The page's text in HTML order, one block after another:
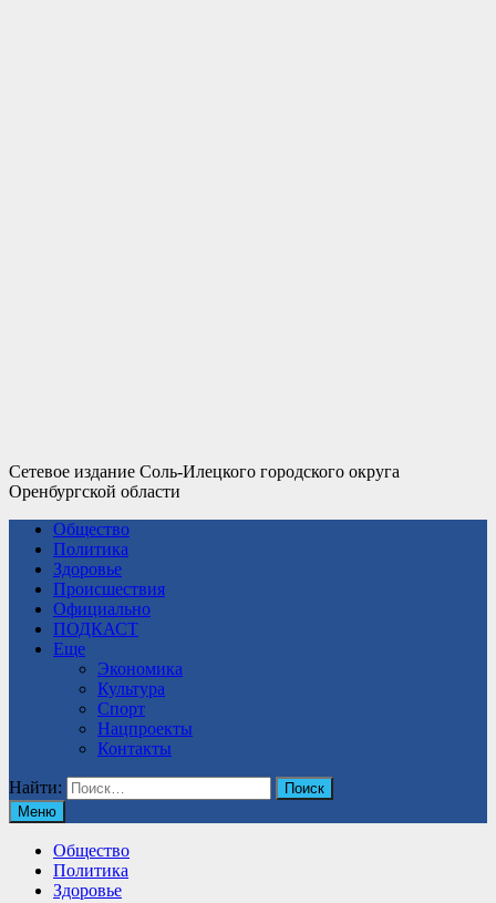
Сетевое издание Соль-Илецкого городского округа
Оренбургской области
Общество
Политика
Здоровье
Происшествия
Официально
ПОДКАСТ
Еще
Экономика
Культура
Спорт
Нацпроекты
Контакты
Найти:
Меню
Общество
Политика
Здоровье